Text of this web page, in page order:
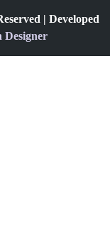
| Developed
Designer